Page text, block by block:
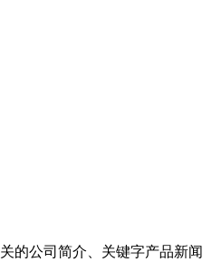
的公司简介、关键字产品新闻